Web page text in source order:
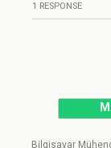
1 RESPONSE
Bilgisayar